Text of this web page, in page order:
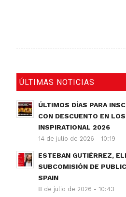
ÚLTIMAS NOTICIAS
ÚLTIMOS DÍAS PARA
CON DESCUENTO EN
INSPIRATIONAL 2026
14 de julio de 2026 - 10:19
ESTEBAN GUTIÉRREZ,
SUBCOMISIÓN DE
SPAIN
8 de julio de 2026 - 10:43